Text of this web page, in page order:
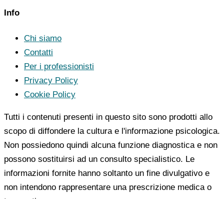
Info
Chi siamo
Contatti
Per i professionisti
Privacy Policy
Cookie Policy
Tutti i contenuti presenti in questo sito sono prodotti allo
scopo di diffondere la cultura e l'informazione psicologica.
Non possiedono quindi alcuna funzione diagnostica e non
possono sostituirsi ad un consulto specialistico. Le
informazioni fornite hanno soltanto un fine divulgativo e
non intendono rappresentare una prescrizione medica o